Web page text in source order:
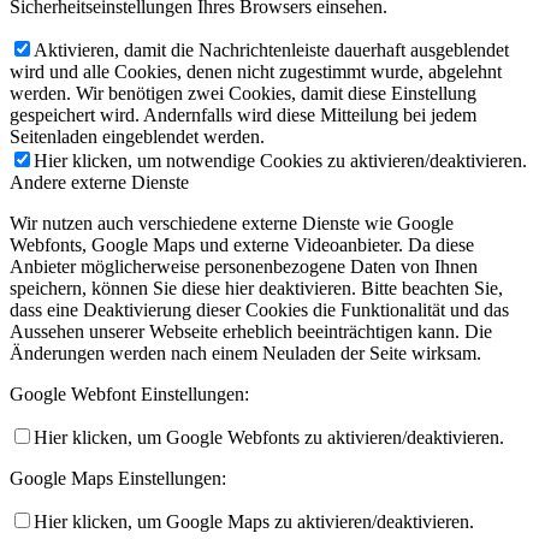
Sicherheitseinstellungen Ihres Browsers einsehen.
Aktivieren, damit die Nachrichtenleiste dauerhaft ausgeblendet
wird und alle Cookies, denen nicht zugestimmt wurde, abgelehnt
werden. Wir benötigen zwei Cookies, damit diese Einstellung
gespeichert wird. Andernfalls wird diese Mitteilung bei jedem
Seitenladen eingeblendet werden.
Hier klicken, um notwendige Cookies zu aktivieren/deaktivieren.
Andere externe Dienste
Wir nutzen auch verschiedene externe Dienste wie Google
Webfonts, Google Maps und externe Videoanbieter. Da diese
Anbieter möglicherweise personenbezogene Daten von Ihnen
speichern, können Sie diese hier deaktivieren. Bitte beachten Sie,
dass eine Deaktivierung dieser Cookies die Funktionalität und das
Aussehen unserer Webseite erheblich beeinträchtigen kann. Die
Änderungen werden nach einem Neuladen der Seite wirksam.
Google Webfont Einstellungen:
Hier klicken, um Google Webfonts zu aktivieren/deaktivieren.
Google Maps Einstellungen:
Hier klicken, um Google Maps zu aktivieren/deaktivieren.